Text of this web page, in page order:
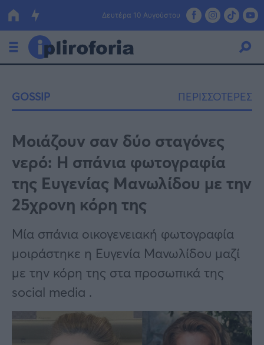
Δευτέρα 10 Αυγούστου
Οικονομία
Πολιτική
Τράπεζες
Επιδοτήσεις
ΕΣΠΑ
Κόσμος
Lifestyle
Αθλητικά
Υγεία
Γυναίκα
Καιρός
GOSSIP ΠΕΡΙΣΣΟΤΕΡΕΣ
Μοιάζουν σαν δύο σταγόνες
νερό: Η σπάνια φωτογραφία
της Ευγενίας Μανωλίδου με την
25χρονη κόρη της
Μία σπάνια οικογενειακή φωτογραφία
μοιράστηκε η Ευγενία Μανωλίδου μαζί
με την κόρη της στα προσωπικά της
social media .